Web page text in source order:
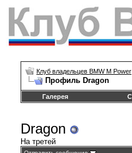
Клуб владельцев BMW M Power
Профиль Dragon
Галерея
Dragon
На третей